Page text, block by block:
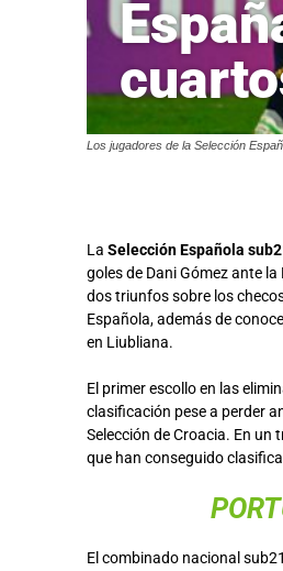
Los jugadores de la Selección
La Selección Española
goles de Dani Gómez ante
dos triunfos sobre los
Española, además de
en Liubliana.
El primer escollo en las
clasificación pese a perder
Selección de Croacia. En
que han conseguido
El combinado nacional sub21